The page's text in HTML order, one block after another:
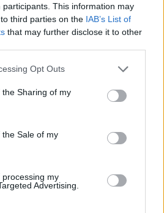
participants. This information may
third parties on the IAB’s List of
that may further disclose it to other
Opt Outs
Sharing of my
Sale of my
my
Advertising.
versucht an jedem Event was
Grossen und Ganzen kann ich
für gut finde, die hier stattfinden,
eine Mauer gerannt. Nicht nur, dass
insbesondere der Support und die
DSO Seite nunmehr gezeigt, wie
den Shut off Button...damit
vom Tisch, als von den Usern
Dieses Event ist Schrott,